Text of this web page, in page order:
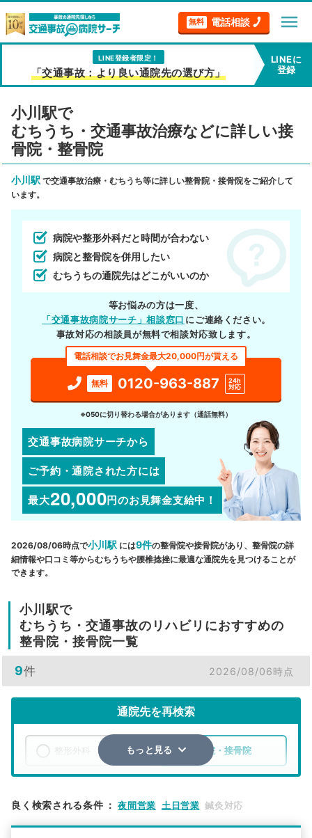
無料 電話相談 menu
LINE登録者限定！
「交通事故：より良い通院先の選び方」
LINEに
登録
小川駅で
むちうち・交通事故治療などに詳しい接
骨院・整骨院
小川駅 で交通事故治療・むちうち等に詳しい整骨院・接骨院をご紹介して
います。
病院や整形外科だと時間が合わない
病院と整骨院を併用したい
むちうちの通院先はどこがいいのか
等お悩みの方は一度、
「交通事故病院サーチ」相談窓口 にご連絡ください。
事故対応の相談員が無料で相談対応致します。
電話相談でお見舞金最大20,000円が貰える
無料 0120-963-887
24h
対応
※050に切り替わる場合があります（通話無料）
交通事故病院サーチから
ご予約・通院された方には
最大20,000円のお見舞金支給中！
2026/08/06時点で小川駅 には9件の整骨院や接骨院があり、整骨院の詳
細情報や口コミ等からむちうちや腰椎捻挫に最適な通院先を見つけることが
できます。
小川駅で
むちうち・交通事故のリハビリにおすすめの
整骨院・接骨院一覧
9件 2026/08/06時点
通院先を再検索
整骨院・接骨院
検索する
もっと見る
良く検索される条件 ： 夜間営業 土日営業 鍼灸対応